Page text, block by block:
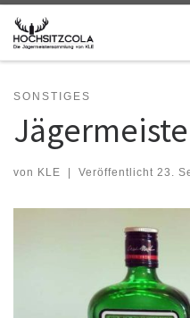
Zum Inhalt springen
SONSTIGES
von KLE Veröffentlicht 23.